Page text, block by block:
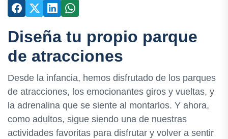
Diseña tu propio parque
de atracciones
Desde la infancia, hemos disfrutado de los parques
de atracciones, los emocionantes giros y vueltas, y
la adrenalina que se siente al montarlos. Y ahora,
como adultos, sigue siendo una de nuestras
actividades favoritas para disfrutar y volver a sentir